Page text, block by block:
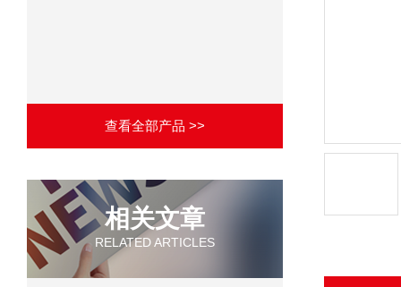
查看全部产品 >>
相关文章
RELATED ARTICLES